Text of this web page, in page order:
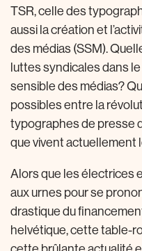
TSR, celle des
aussi la création et
des médias (SSM).
luttes syndicales dans
sensible des médias?
possibles entre la
typographes de presse
que vivent actuellement
Alors que les électrices
aux urnes pour se
drastique du
helvétique, cette table-